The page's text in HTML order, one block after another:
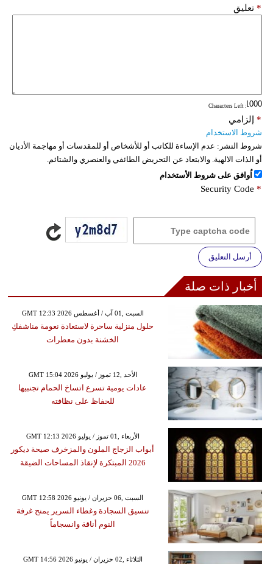
تعليق *
: Characters Left
إلزامي *
شروط الاستخدام
شروط النشر: عدم الإساءة للكاتب أو للأشخاص أو للمقدسات أو مهاجمة الأديان
أو الذات الالهية. والابتعاد عن التحريض الطائفي والعنصري والشتائم.
اُوافق على شروط الأستخدام
Security Code *
أرسل التعليق
أخبار ذات صلة
GMT 12:33 2026 السبت ,01 آب / أغسطس
حلول منزلية ساحرة لاستعادة نعومة مناشفكِ
الخشنة بدون معطرات
GMT 15:04 2026 الأحد ,12 تموز / يوليو
عادات يومية تسرع اتساخ الحمام تجنبيها
للحفاظ على نظافته
GMT 12:13 2026 الأربعاء ,01 تموز / يوليو
أبواب الزجاج الملون والمزخرف صيحة ديكور
2026 المبتكرة لإنقاذ المساحات الضيقة
GMT 12:58 2026 السبت ,06 حزيران / يونيو
تنسيق السجادة وغطاء السرير يمنح غرفة
النوم أناقة وانسجاماً
GMT 14:56 2026 الثلاثاء ,02 حزيران / يونيو